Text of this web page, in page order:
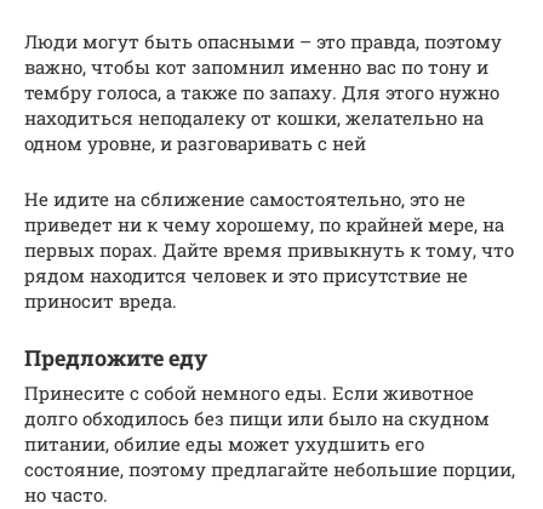
Люди могут быть опасными – это правда, поэтому
важно, чтобы кот запомнил именно вас по тону и
тембру голоса, а также по запаху. Для этого нужно
находиться неподалеку от кошки, желательно на
одном уровне, и разговаривать с ней
Не идите на сближение самостоятельно, это не
приведет ни к чему хорошему, по крайней мере, на
первых порах. Дайте время привыкнуть к тому, что
рядом находится человек и это присутствие не
приносит вреда.
Предложите еду
Принесите с собой немного еды. Если животное
долго обходилось без пищи или было на скудном
питании, обилие еды может ухудшить его
состояние, поэтому предлагайте небольшие порции,
но часто.